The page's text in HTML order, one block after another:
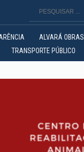
ALVARÁ OBRAS
TRANSPORTE PÚBLICO